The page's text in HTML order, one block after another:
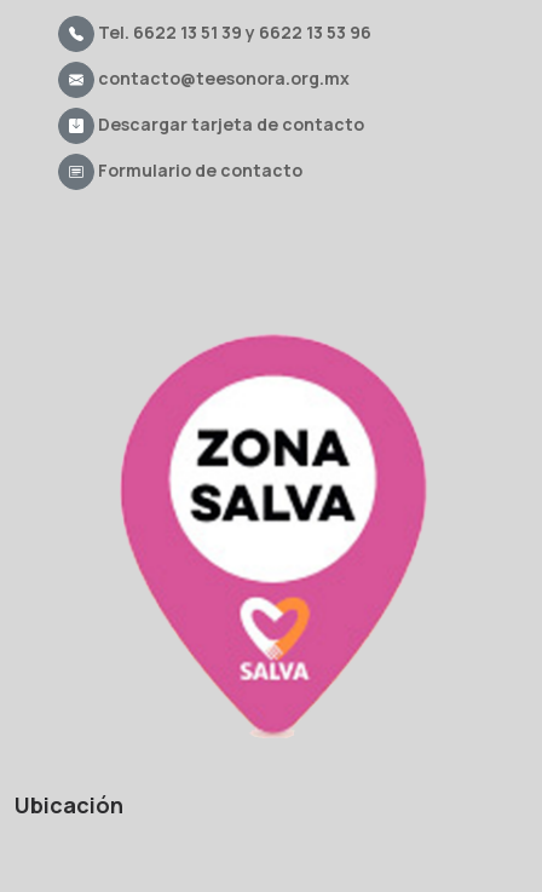
Tel. 6622 13 51 39 y 6622 13 53 96
contacto@teesonora.org.mx
Descargar tarjeta de contacto
Formulario de contacto
Ubicación